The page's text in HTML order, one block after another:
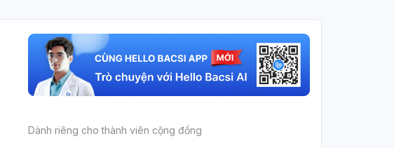
Dành riêng cho thành viên cộng đồng